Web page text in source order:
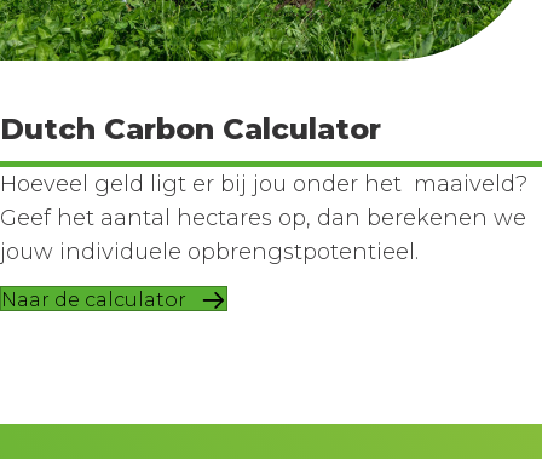
Dutch Carbon Calculator
Hoeveel geld ligt er bij jou onder het maaiveld?
Geef het aantal hectares op, dan berekenen we
jouw individuele opbrengstpotentieel.
Naar de calculator